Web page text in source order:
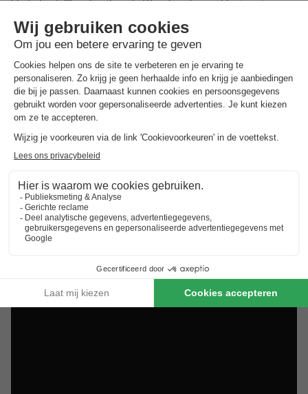
kindvriendelijk vakantiepark. Waar je ook voor kiest, met een
BungalowSpecialszit je altijd goed!
Best beoordeelde vakantieparken in
Teramo.
Vind de selectie van vakantieparken in Teramo met de